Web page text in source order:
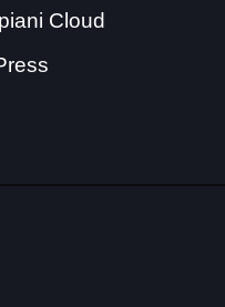
Cloud